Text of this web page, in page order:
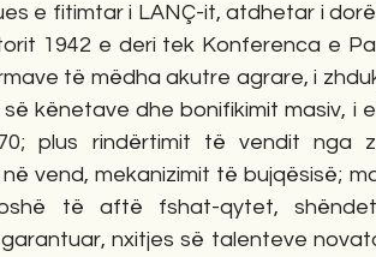
e fitimtar i LANÇ-it, atdhetar i
1942 e deri tek Konferenca e
të mëdha akutre agrare, i
kënetave dhe bonifikimit masiv, i
plus rindërtimit të vendit nga
vend, mekanizimit të bujqësisë;
të aftë fshat-qytet,
nxitjes së talenteve